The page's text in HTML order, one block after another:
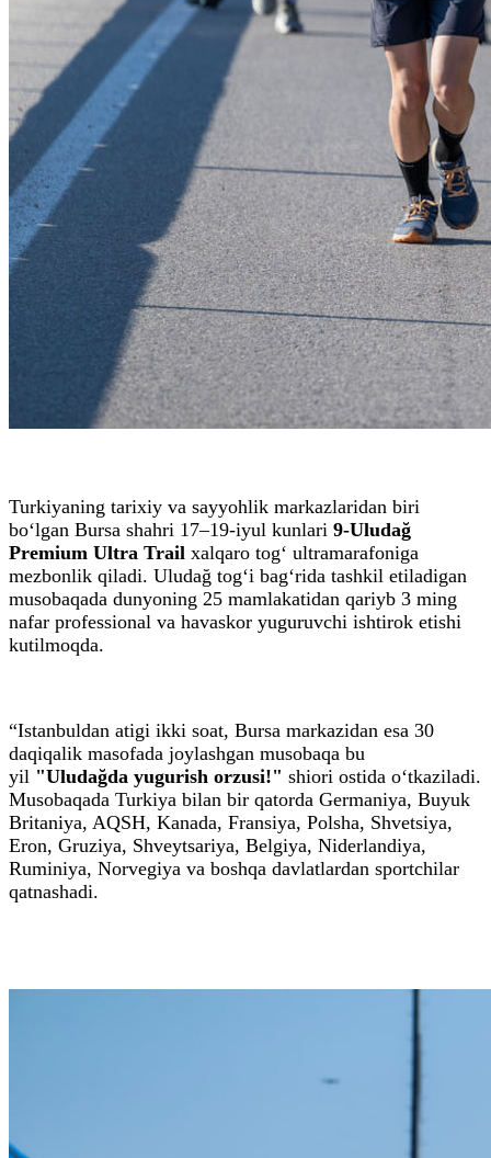
Turkiyaning tarixiy va sayyohlik markazlaridan biri
bo‘lgan Bursa shahri 17–19-iyul kunlari 9-Uludağ
Premium Ultra Trail xalqaro tog‘ ultramarafoniga
mezbonlik qiladi. Uludağ tog‘i bag‘rida tashkil etiladigan
musobaqada dunyoning 25 mamlakatidan qariyb 3 ming
nafar professional va havaskor yuguruvchi ishtirok etishi
kutilmoqda.
“Istanbuldan atigi ikki soat, Bursa markazidan esa 30
daqiqalik masofada joylashgan musobaqa bu
yil "Uludağda yugurish orzusi!" shiori ostida o‘tkaziladi.
Musobaqada Turkiya bilan bir qatorda Germaniya, Buyuk
Britaniya, AQSH, Kanada, Fransiya, Polsha, Shvetsiya,
Eron, Gruziya, Shveytsariya, Belgiya, Niderlandiya,
Ruminiya, Norvegiya va boshqa davlatlardan sportchilar
qatnashadi.